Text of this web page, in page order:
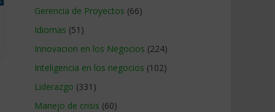
Gerencia de Proyectos (66)
Idiomas (51)
Innovacion en los Negocios (224)
Inteligencia en los negocios (102)
Liderazgo (331)
Manejo de crisis (60)